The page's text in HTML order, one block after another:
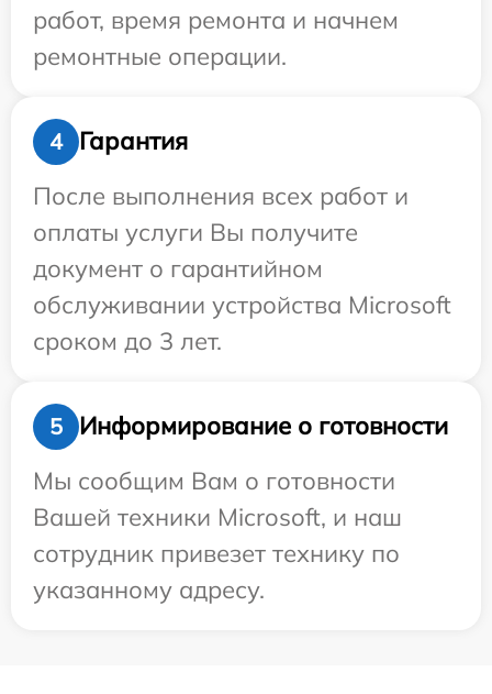
работ, время ремонта и начнем
ремонтные операции.
4
Гарантия
После выполнения всех работ и
оплаты услуги Вы получите
документ о гарантийном
обслуживании устройства Microsoft
сроком до 3 лет.
5
Информирование о готовности
Мы сообщим Вам о готовности
Вашей техники Microsoft, и наш
сотрудник привезет технику по
указанному адресу.